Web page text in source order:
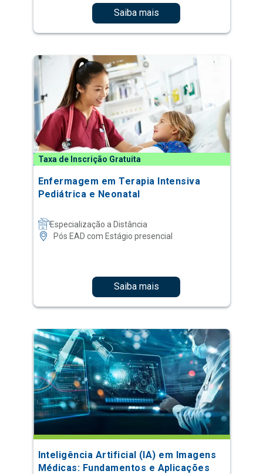
Saiba mais
Taxa de Inscrição Gratuita
Enfermagem em Terapia Intensiva
Pediátrica e Neonatal
Especialização a Distância
Pós EAD com Estágio presencial
Saiba mais
Inteligência Artificial (IA) em Imagens
Médicas: Fundamentos e Aplicações